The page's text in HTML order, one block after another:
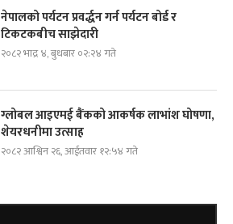
नेपालको पर्यटन प्रवर्द्धन गर्न पर्यटन बोर्ड र
टिकटकबीच साझेदारी
२०८२ भाद्र ४, बुधबार ०२:२४ गते
ग्लोबल आइएमई बैंकको आकर्षक लाभांश घोषणा,
शेयरधनीमा उत्साह
२०८२ आश्विन २६, आईतवार १२:५४ गते